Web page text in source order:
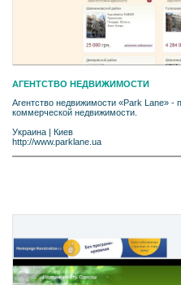
АГЕНТСТВО НЕДВИЖИМОСТИ
Агентство недвижимости «Park Lane» -
коммерческой недвижимости.
Украина | Киев
http://www.parklane.ua